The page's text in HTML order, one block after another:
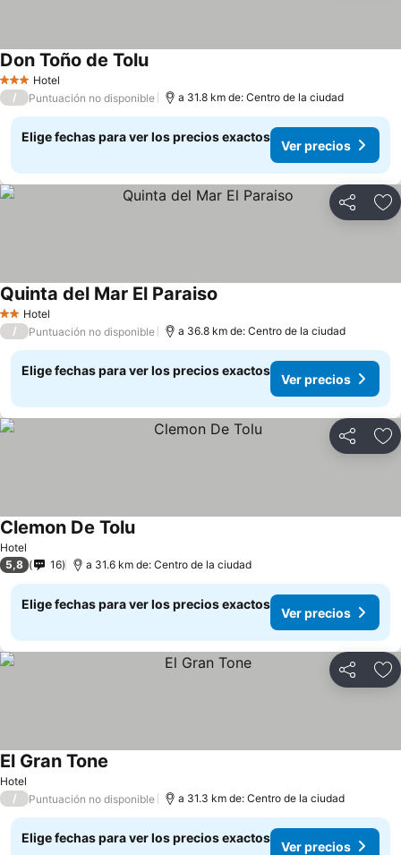
3 Estrellas
Hotel
Don Toño de Tolu
/ Puntuación no disponible a 31.8 km de: Centro de la ciudad
Elige fechas para ver los precios exactos
Ver precios
Compartir
2 Estrellas
Hotel
Quinta del Mar El Paraiso
/ Puntuación no disponible a 36.8 km de: Centro de la ciudad
Elige fechas para ver los precios exactos
Ver precios
Compartir
Hotel
Clemon De Tolu
5,8 16 a 31.6 km de: Centro de la ciudad
Elige fechas para ver los precios exactos
Ver precios
Compartir
Hotel
El Gran Tone
/ Puntuación no disponible a 31.3 km de: Centro de la ciudad
Elige fechas para ver los precios exactos
Ver precios